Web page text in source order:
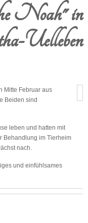
Noah" in
Uelleben
Mitte Februar aus
Beiden sind
leben und hatten mit
Behandlung im Tierheim
nach.
und einfühlsames